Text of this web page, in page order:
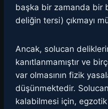
başka bir zamanda bir
deliğin tersi) çıkmayı
Ancak, solucan
kanıtlanmamıştır ve
var olmasının fizik
düşünmektedir.
kalabilmesi için,